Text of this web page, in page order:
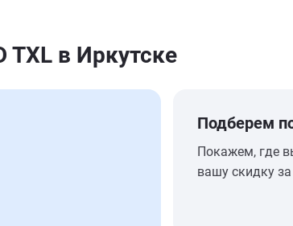
TXL в Иркутске
Подберем
Покажем, где
вашу скидку